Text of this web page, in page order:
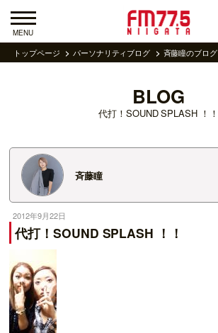
MENU
トップページ パーソナリティブログ 斉藤瞳のブログ
BLOG
代打！SOUND SPLASH ！！
斉藤瞳
2012年9月22日
代打！SOUND SPLASH ！！